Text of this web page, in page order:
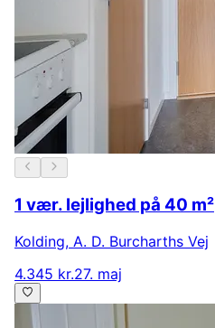
1 vær. lejlighed på 40 m²
Kolding, A. D. Burcharths Vej
4.345 kr.27. maj